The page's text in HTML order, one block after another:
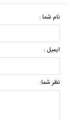
نام شما :
ایمیل :
نظر شما: